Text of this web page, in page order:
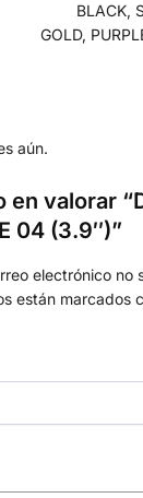
BLACK,
GOLD,
aún.
en valorar
04 (3.9″)”
electrónico no
están marcados